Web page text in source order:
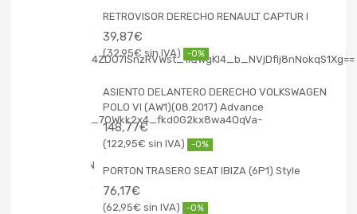
RETROVISOR DERECHO RENAULT CAPTUR I
39,87€
32,95€ -0%
ASIENTO DELANTERO DERECHO VOLKSWAGEN
POLO VI (AW1)(08.2017) Advance
148,77€
122,95€ -0%
PORTON TRASERO SEAT IBIZA (6P1) Style
76,17€
62,95€ -0%